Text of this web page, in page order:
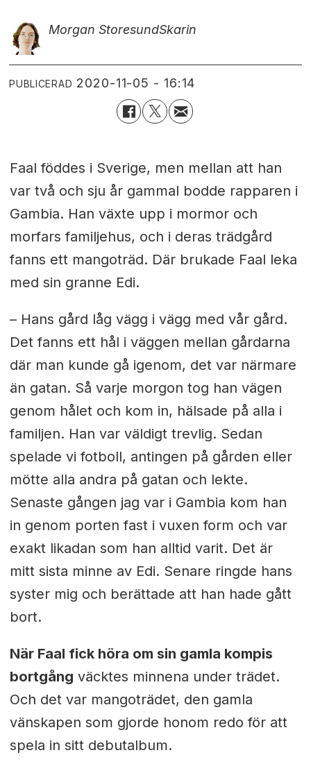
Morgan StoresundSkarin
PUBLICERAD 2020-11-05 - 16:14
Faal föddes i Sverige, men mellan att han
var två och sju år gammal bodde rapparen i
Gambia. Han växte upp i mormor och
morfars familjehus, och i deras trädgård
fanns ett mangoträd. Där brukade Faal leka
med sin granne Edi.
– Hans gård låg vägg i vägg med vår gård.
Det fanns ett hål i väggen mellan gårdarna
där man kunde gå igenom, det var närmare
än gatan. Så varje morgon tog han vägen
genom hålet och kom in, hälsade på alla i
familjen. Han var väldigt trevlig. Sedan
spelade vi fotboll, antingen på gården eller
mötte alla andra på gatan och lekte.
Senaste gången jag var i Gambia kom han
in genom porten fast i vuxen form och var
exakt likadan som han alltid varit. Det är
mitt sista minne av Edi. Senare ringde hans
syster mig och berättade att han hade gått
bort.
När Faal fick höra om sin gamla kompis
bortgång väcktes minnena under trädet.
Och det var mangoträdet, den gamla
vänskapen som gjorde honom redo för att
spela in sitt debutalbum.